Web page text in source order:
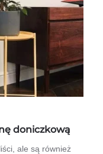
doniczkową
ale są również